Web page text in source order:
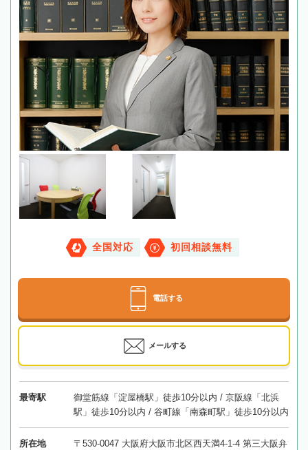
全国対応 初回相談無料
電話する
メールする
最寄駅
御堂筋線「淀屋橋駅」徒歩10分以内 / 京阪線「北浜
駅」徒歩10分以内 / 谷町線「南森町駅」徒歩10分以内
所在地
〒530-0047 大阪府大阪市北区西天満4-1-4 第三大阪弁